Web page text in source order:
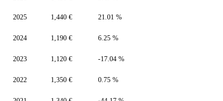
2025 1,440 € 21.01 %
2024 1,190 € 6.25 %
2023 1,120 € -17.04 %
2022 1,350 € 0.75 %